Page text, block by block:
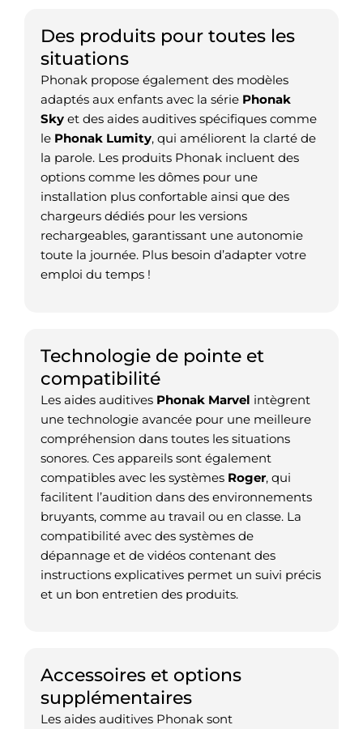
Des produits pour toutes les
situations
Phonak propose également des modèles
adaptés aux enfants avec la série Phonak
Sky et des aides auditives spécifiques comme
le Phonak Lumity, qui améliorent la clarté de
la parole. Les produits Phonak incluent des
options comme les dômes pour une
installation plus confortable ainsi que des
chargeurs dédiés pour les versions
rechargeables, garantissant une autonomie
toute la journée. Plus besoin d’adapter votre
emploi du temps !
Technologie de pointe et
compatibilité
Les aides auditives Phonak Marvel intègrent
une technologie avancée pour une meilleure
compréhension dans toutes les situations
sonores. Ces appareils sont également
compatibles avec les systèmes Roger, qui
facilitent l’audition dans des environnements
bruyants, comme au travail ou en classe. La
compatibilité avec des systèmes de
dépannage et de vidéos contenant des
instructions explicatives permet un suivi précis
et un bon entretien des produits.
Accessoires et options
supplémentaires
Les aides auditives Phonak sont